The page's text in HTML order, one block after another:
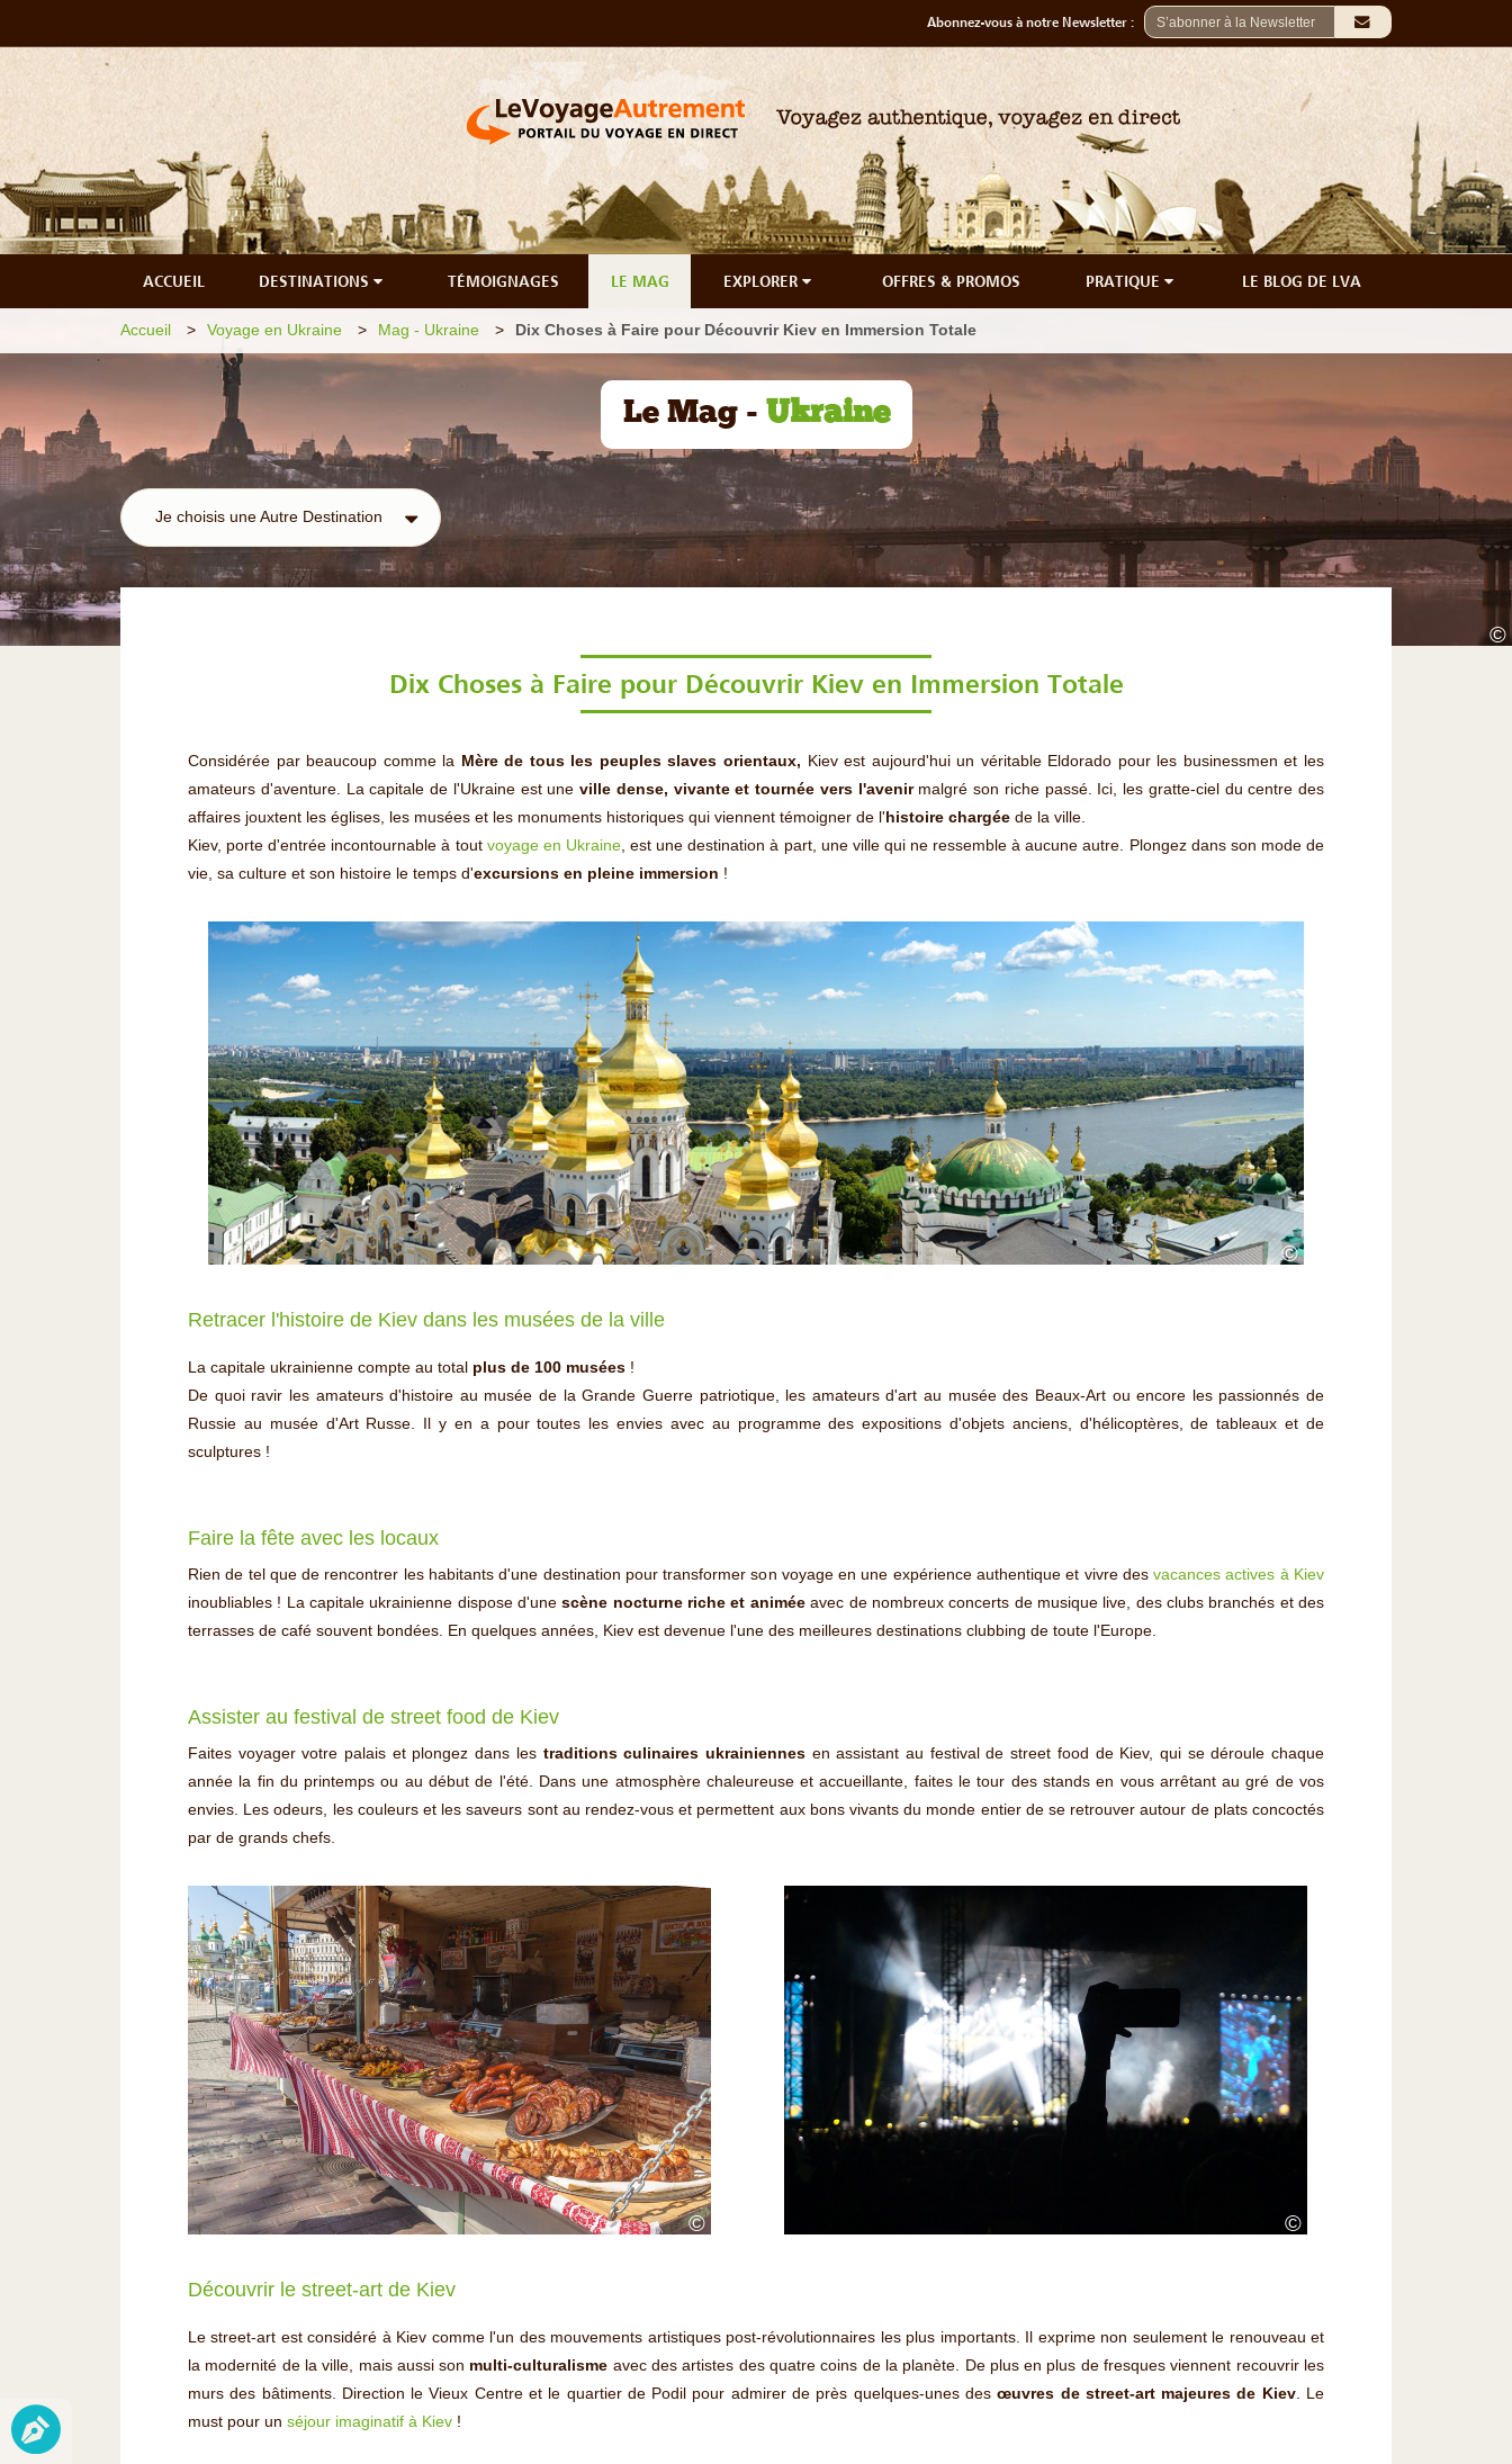
Abonnez-vous à notre Newsletter :
ACCUEIL DESTINATIONS TÉMOIGNAGES LE MAG EXPLORER OFFRES & PROMOS PRATIQUE LE BLOG DE LVA
©
Accueil Voyage en Ukraine Mag - Ukraine Dix Choses à Faire pour Découvrir Kiev en Immersion Totale
Le Mag - Ukraine
Je choisis une Autre Destination
Dix Choses à Faire pour Découvrir Kiev en Immersion Totale
Considérée par beaucoup comme la Mère de tous les peuples slaves orientaux, Kiev est aujourd'hui un véritable Eldorado pour les businessmen et les
amateurs d'aventure. La capitale de l'Ukraine est une ville dense, vivante et tournée vers l'avenirmalgré son riche passé. Ici, les gratte-ciel du centre des
affaires jouxtent les églises, les musées et les monuments historiques qui viennent témoigner de l' histoire chargée de la ville.
Kiev, porte d'entrée incontournable à tout voyage en Ukraine, est une destination à part, une ville qui ne ressemble à aucune autre. Plongez dans son mode de
vie, sa culture et son histoire le temps d'excursions en pleine immersion !
©
Retracer l'histoire de Kiev dans les musées de la ville
La capitale ukrainienne compte au total plus de 100 musées !
De quoi ravir les amateurs d'histoire au musée de la Grande Guerre patriotique, les amateurs d'art au musée des Beaux-Art ou encore les passionnés de
Russie au musée d'Art Russe. Il y en a pour toutes les envies avec au programme des expositions d'objets anciens, d'hélicoptères, de tableaux et de
sculptures !
Faire la fête avec les locaux
Rien de tel que de rencontrer les habitants d'une destination pour transformer son voyage en une expérience authentique et vivre desvacances actives à Kiev
inoubliables ! La capitale ukrainienne dispose d'unescène nocturne riche et animéeavec de nombreux concerts de musique live, des clubs branchés et des
terrasses de café souvent bondées. En quelques années, Kiev est devenue l'une des meilleures destinations clubbing de toute l'Europe.
Assister au festival de street food de Kiev
Faites voyager votre palais et plongez dans les traditions culinaires ukrainiennesen assistant au festival de street food de Kiev, qui se déroule chaque
année la fin du printemps ou au début de l'été. Dans une atmosphère chaleureuse et accueillante, faites le tour des stands en vous arrêtant au gré de vos
envies. Les odeurs, les couleurs et les saveurs sont au rendez-vous et permettent aux bons vivants du monde entier de se retrouver autour de plats concoctés
par de grands chefs.
© ©
Découvrir le street-art de Kiev
Le street-art est considéré à Kiev comme l'un des mouvements artistiques post-révolutionnaires les plus importants. Il exprime non seulement le renouveau et
la modernité de la ville, mais aussi son multi-culturalisme avec des artistes des quatre coins de la planète. De plus en plus de fresques viennent recouvrir les
murs des bâtiments. Direction le Vieux Centre et le quartier de Podil pour admirer de près quelques-unes desœuvres de street-art majeures de Kiev. Le
must pour un séjour imaginatif à Kiev !